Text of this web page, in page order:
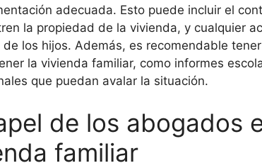
adecuada. Esto puede incluir el
la propiedad de la vivienda, y cualquier
los hijos. Además, es recomendable
la vivienda familiar, como informes
que puedan avalar la situación.
de los abogados
familiar